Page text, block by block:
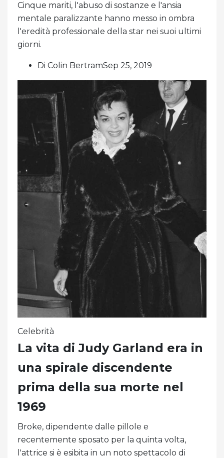
Cinque mariti, l'abuso di sostanze e l'ansia
mentale paralizzante hanno messo in ombra
l'eredità professionale della star nei suoi ultimi
giorni.
Di Colin BertramSep 25, 2019
Celebrità
La vita di Judy Garland era in
una spirale discendente
prima della sua morte nel
1969
Broke, dipendente dalle pillole e
recentemente sposato per la quinta volta,
l'attrice si è esibita in un noto spettacolo di